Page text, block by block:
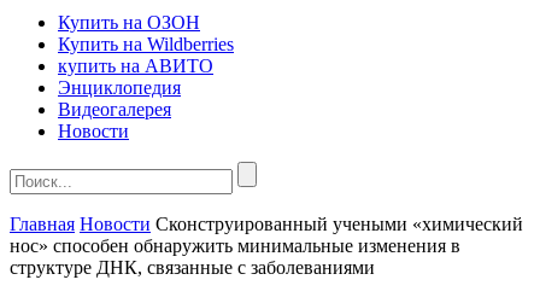
Купить на ОЗОН
Купить на Wildberries
купить на АВИТО
Энциклопедия
Видеогалерея
Новости
Главная Новости Сконструированный учеными «химический
нос» способен обнаружить минимальные изменения в
структуре ДНК, связанные с заболеваниями